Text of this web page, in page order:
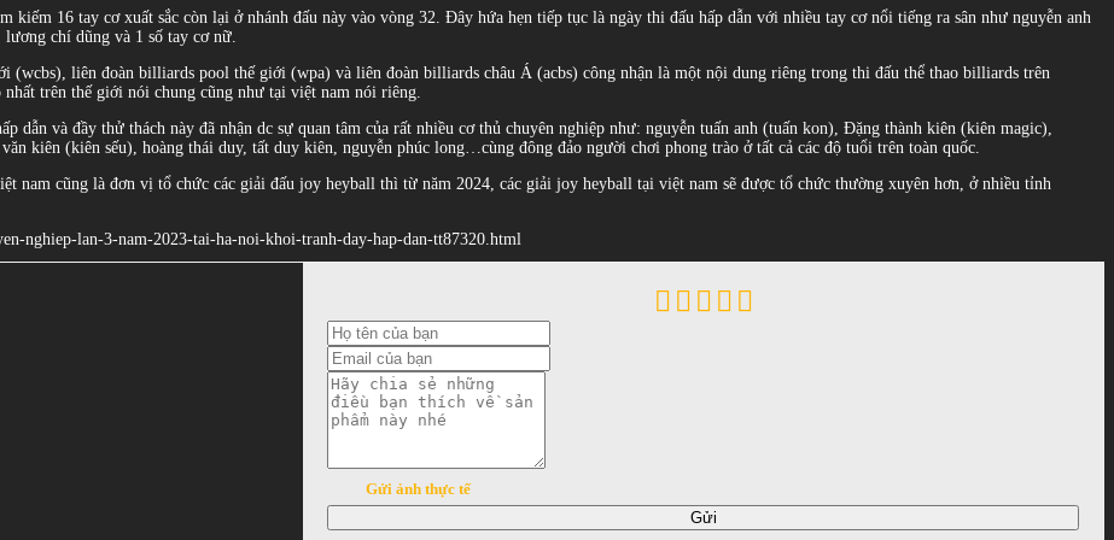
16 tay cơ xuất sắc còn lại ở nhánh đấu này vào vòng 32. Đây hứa hẹn tiếp tục là ngày thi đấu hấp dẫn với nhiều tay cơ nổi tiếng ra sân như nguyễn anh
chí dũng và 1 số tay cơ nữ.
(wcbs), liên đoàn billiards pool thế giới (wpa) và liên đoàn billiards châu Á (acbs) công nhận là một nội dung riêng trong thi đấu thể thao billiards trên
trên thế giới nói chung cũng như tại việt nam nói riêng.
dẫn và đầy thử thách này đã nhận dc sự quan tâm của rất nhiều cơ thủ chuyên nghiệp như: nguyễn tuấn anh (tuấn kon), Đặng thành kiên (kiên magic),
kiên (kiên sếu), hoàng thái duy, tất duy kiên, nguyễn phúc long…cùng đông đảo người chơi phong trào ở tất cả các độ tuổi trên toàn quốc.
nam cũng là đơn vị tổ chức các giải đấu joy heyball thì từ năm 2024, các giải joy heyball tại việt nam sẽ được tổ chức thường xuyên hơn, ở nhiều tỉnh
nghiep-lan-3-nam-2023-tai-ha-noi-khoi-tranh-day-hap-dan-tt87320.html
Gửi ảnh thực tế
Gửi